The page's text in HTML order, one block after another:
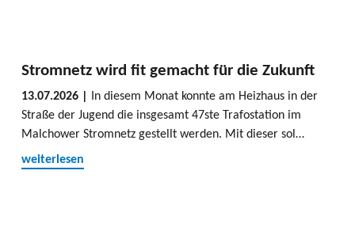
Stromnetz wird fit gemacht für die Zukunft
13.07.2026 |
In diesem Monat konnte am Heizhaus in der
Straße der Jugend die insgesamt 47ste Trafostation im
Malchower Stromnetz gestellt werden. Mit dieser sol…
weiterlesen